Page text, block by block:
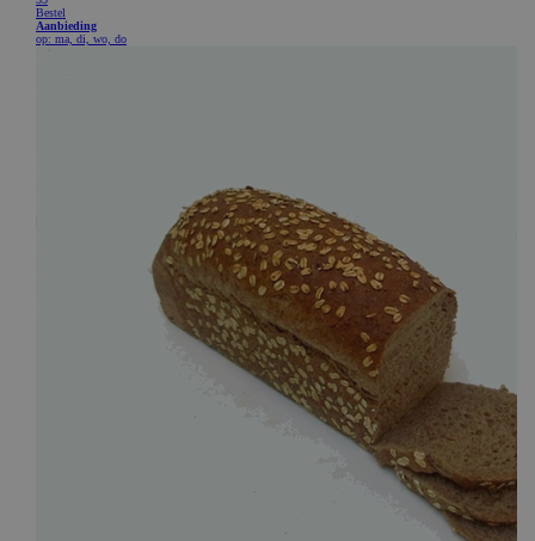
ASP.NET_SessionId
Microsoft Corporation
webshop.bakkerijde7heerlijkheden.nl